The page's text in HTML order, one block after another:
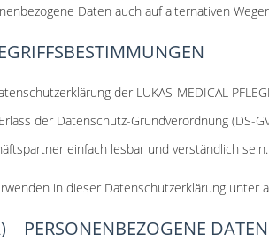
Daten auch auf alternativen
der LUKAS-MEDICAL
der Datenschutz-Grundverordnung (DS-
einfach lesbar und verständlich
in dieser Datenschutzerklärung unter
PERSONENBEZOGENE DATEN